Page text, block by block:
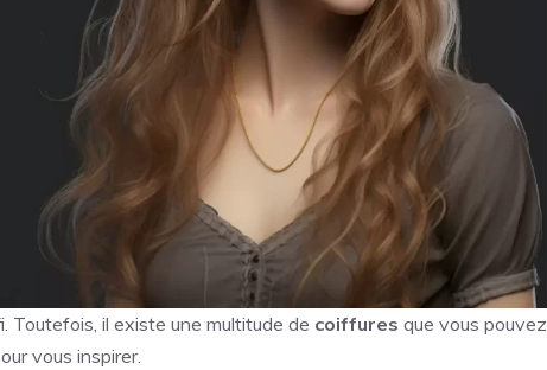
il existe une multitude de coiffures que vous pouvez
vous inspirer.